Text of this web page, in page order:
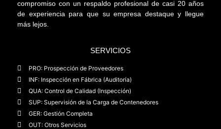
compromiso con un respaldo profesional de casi 20 años
de experiencia para que su empresa destaque y llegue
más lejos.
SERVICIOS
PRO: Prospección de Proveedores
INF: Inspección en Fábrica (Auditoría)
QUA: Control de Calidad (Inspección)
SUP: Supervisión de la Carga de Contenedores
GER: Gestión Completa
OUT: Otros Servicios